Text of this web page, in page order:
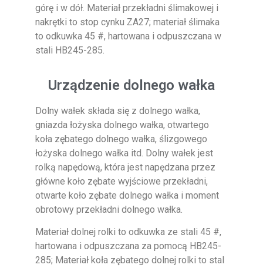
górę i w dół. Materiał przekładni ślimakowej i
nakrętki to stop cynku ZA27; materiał ślimaka
to odkuwka 45 #, hartowana i odpuszczana w
stali HB245-285.
Urządzenie dolnego wałka
Dolny wałek składa się z dolnego wałka,
gniazda łożyska dolnego wałka, otwartego
koła zębatego dolnego wałka, ślizgowego
łożyska dolnego wałka itd. Dolny wałek jest
rolką napędową, która jest napędzana przez
główne koło zębate wyjściowe przekładni,
otwarte koło zębate dolnego wałka i moment
obrotowy przekładni dolnego wałka.
Materiał dolnej rolki to odkuwka ze stali 45 #,
hartowana i odpuszczana za pomocą HB245-
285; Materiał koła zębatego dolnej rolki to stal